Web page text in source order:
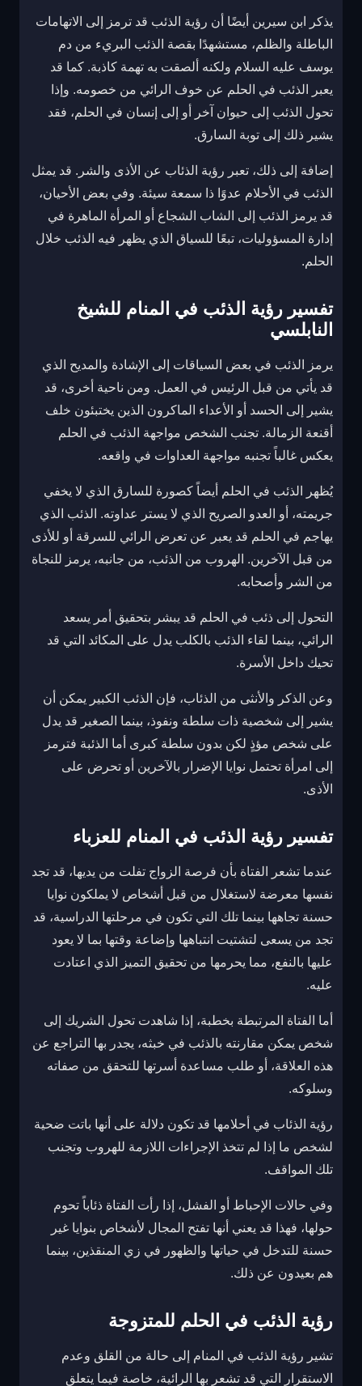
يذكر ابن سيرين أيضًا أن رؤية الذئب قد ترمز إلى الاتهامات
الباطلة والظلم، مستشهدًا بقصة الذئب البريء من دم
يوسف عليه السلام ولكنه ألصقت به تهمة كاذبة. كما قد
يعبر الذئب في الحلم عن خوف الرائي من خصومه. وإذا
تحول الذئب إلى حيوان آخر أو إلى إنسان في الحلم، فقد
يشير ذلك إلى توبة السارق.
إضافة إلى ذلك، تعبر رؤية الذئاب عن الأذى والشر. قد يمثل
الذئب في الأحلام عدوًا ذا سمعة سيئة. وفي بعض الأحيان،
قد يرمز الذئب إلى الشاب الشجاع أو المرأة الماهرة في
إدارة المسؤوليات، تبعًا للسياق الذي يظهر فيه الذئب خلال
الحلم.
تفسير رؤية الذئب في المنام للشيخ
النابلسي
يرمز الذئب في بعض السياقات إلى الإشادة والمديح الذي
قد يأتي من قبل الرئيس في العمل. ومن ناحية أخرى، قد
يشير إلى الحسد أو الأعداء الماكرون الذين يختبئون خلف
أقنعة الزمالة. تجنب الشخص مواجهة الذئب في الحلم
يعكس غالباً تجنبه مواجهة العداوات في واقعه.
يُظهر الذئب في الحلم أيضاً كصورة للسارق الذي لا يخفي
جريمته، أو العدو الصريح الذي لا يستر عداوته. الذئب الذي
يهاجم في الحلم قد يعبر عن تعرض الرائي للسرقة أو للأذى
من قبل الآخرين. الهروب من الذئب، من جانبه، يرمز للنجاة
من الشر وأصحابه.
التحول إلى ذئب في الحلم قد يبشر بتحقيق أمر يسعد
الرائي، بينما لقاء الذئب بالكلب يدل على المكائد التي قد
تحيك داخل الأسرة.
وعن الذكر والأنثى من الذئاب، فإن الذئب الكبير يمكن أن
يشير إلى شخصية ذات سلطة ونفوذ، بينما الصغير قد يدل
على شخص مؤذٍ لكن بدون سلطة كبرى أما الذئبة فترمز
إلى امرأة تحتمل نوايا الإضرار بالآخرين أو تحرض على
الأذى.
تفسير رؤية الذئب في المنام للعزباء
عندما تشعر الفتاة بأن فرصة الزواج تفلت من يديها، قد تجد
نفسها معرضة لاستغلال من قبل أشخاص لا يملكون نوايا
حسنة تجاهها بينما تلك التي تكون في مرحلتها الدراسية، قد
تجد من يسعى لتشتيت انتباهها وإضاعة وقتها بما لا يعود
عليها بالنفع، مما يحرمها من تحقيق التميز الذي اعتادت
عليه.
أما الفتاة المرتبطة بخطبة، إذا شاهدت تحول الشريك إلى
شخص يمكن مقارنته بالذئب في خبثه، يجدر بها التراجع عن
هذه العلاقة، أو طلب مساعدة أسرتها للتحقق من صفاته
وسلوكه.
رؤية الذئاب في أحلامها قد تكون دلالة على أنها باتت ضحية
لشخص ما إذا لم تتخذ الإجراءات اللازمة للهروب وتجنب
تلك المواقف.
وفي حالات الإحباط أو الفشل، إذا رأت الفتاة ذئاباً تحوم
حولها، فهذا قد يعني أنها تفتح المجال لأشخاص بنوايا غير
حسنة للتدخل في حياتها والظهور في زي المنقذين، بينما
هم بعيدون عن ذلك.
رؤية الذئب في الحلم للمتزوجة
تشير رؤية الذئب في المنام إلى حالة من القلق وعدم
الاستقرار التي قد تشعر بها الرائية، خاصة فيما يتعلق